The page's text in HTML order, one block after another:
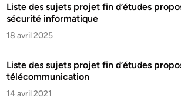
Liste des sujets projet fin d’études
sécurité informatique
18 avril 2025
Liste des sujets projet fin d’études
télécommunication
14 avril 2021